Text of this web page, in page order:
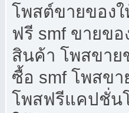
โพสต์ขายของ
ฟรี smf ขายข
สินค้า โพสขาย
ซื้อ smf โพสข
โพสฟรีแคปชั่น